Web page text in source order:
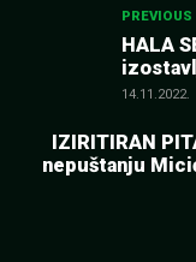
članka
PREVIOUS
HALA
priliku
14.11.2022.
IZIRITIRAN
nepuštanju
pustio